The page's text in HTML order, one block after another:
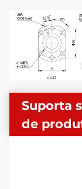
Suporta
de